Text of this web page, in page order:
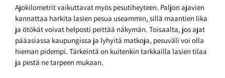
Ajokilometrit vaikuttavat myös pesutiheyteen. Paljon ajavien
kannattaa harkita lasien pesua useammin, sillä maantien lika
ja ötökät voivat helposti peittää näkymän. Toisaalta, jos ajat
pääasiassa kaupungissa ja lyhyitä matkoja, pesuväli voi olla
hieman pidempi. Tärkeintä on kuitenkin tarkkailla lasien tilaa
ja pestä ne tarpeen mukaan.